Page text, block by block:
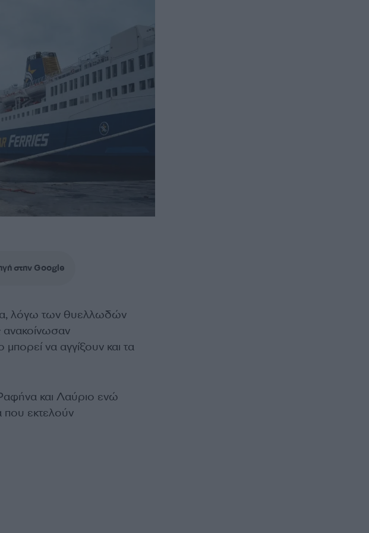
στην Google
λόγω των θυελλωδών
ανακοίνωσαν
να αγγίξουν και τα
και Λαύριο ενώ
που εκτελούν